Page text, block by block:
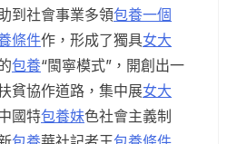
到社會事業多領包養一個
條件作，形成了獨具女大
包養“閩寧模式”，開創出一
貧協作道路，集中展女大
國特包養妹色社會主義制